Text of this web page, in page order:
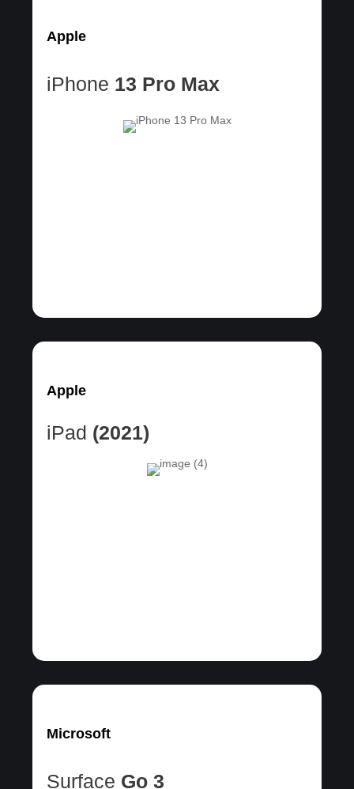
Apple
iPhone 13 Pro Max
Apple
iPad (2021)
Microsoft
Surface Go 3